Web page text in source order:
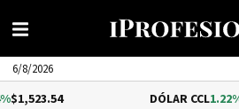
6/8/2026
DÓLAR CCL1.22%$1,578.68